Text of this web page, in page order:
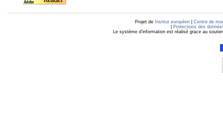
Projet de Institut européen
Centre de
Protections des
Le système d'information est réalisé grace au